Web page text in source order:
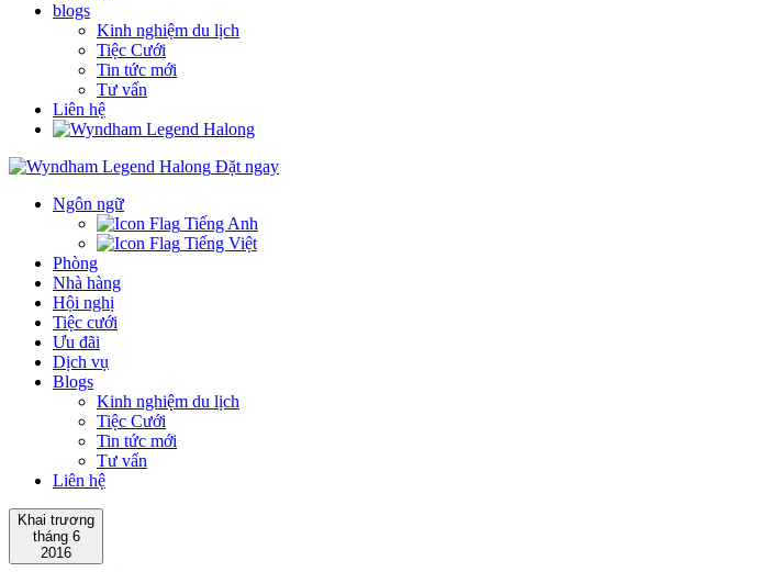
blogs
Kinh nghiệm du lịch
Tiệc Cưới
Tin tức mới
Tư vấn
Liên hệ
Đặt ngay
Ngôn ngữ
Tiếng Anh
Tiếng Việt
Phòng
Nhà hàng
Hội nghị
Tiệc cưới
Ưu đãi
Dịch vụ
Blogs
Kinh nghiệm du lịch
Tiệc Cưới
Tin tức mới
Tư vấn
Liên hệ
Khai trương
tháng 6
2016